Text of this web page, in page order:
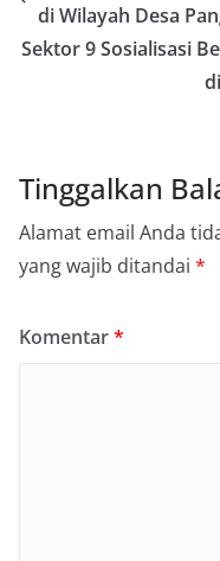
di Wilayah Desa
Sektor 9 Sosialisasi
Tinggalkan
Alamat email Anda
yang wajib ditandai *
Komentar*